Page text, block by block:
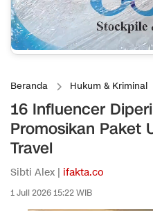
Beranda Hukum & Kriminal
16 Influencer
Promosikan Paket
Travel
Sibti Alex | ifakta.co
1 Juli 2026 15:22 WIB